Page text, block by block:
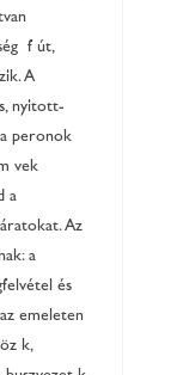
főút,
A
nyitott-
peronok
a
Az
a
és
emeleten